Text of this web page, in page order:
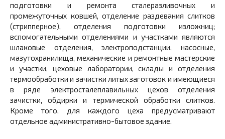
подготовки и ремонта сталеразливочных и
промежуточных ковшей, отделение раздевания слитков
(стрипперное), отделения подготовки изложниц;
вспомогательными отделениями и участками являются
шлаковые отделения, электроподстанции, насосные,
мазутохранилища, механические и ремонтные мастерские
и участки, цеховые лаборатории, склады и отделения
термообработки и зачистки литых заготовок и имеющиеся
в ряде электросталеплавильных цехов отделения
зачистки, обдирки и термической обработки слитков.
Кроме того, для каждого цеха предусматривают
отдельное административно-бытовое здание.